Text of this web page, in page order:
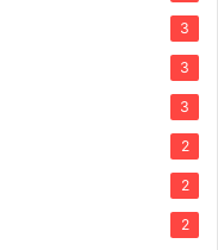
3
3
3
2
2
2